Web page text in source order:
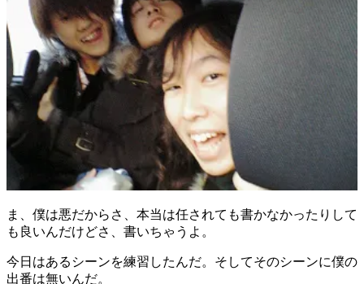
ま、僕は悪だからさ、本当は任されても書かなかったりして
も良いんだけどさ、書いちゃうよ。
今日はあるシーンを練習したんだ。そしてそのシーンに僕の
出番は無いんだ。